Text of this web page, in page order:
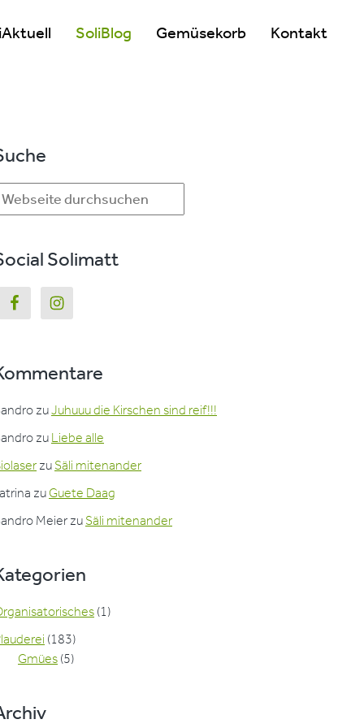
SoliBlog Gemüsekorb Kontakt
Webseite
Solimatt
zuJuhuuu die Kirschen sind reif!!!
zu Liebe alle
zu Säli mitenander
zu Guete Daag
Meier zu Säli mitenander
(1)
(183)
Gmües (5)